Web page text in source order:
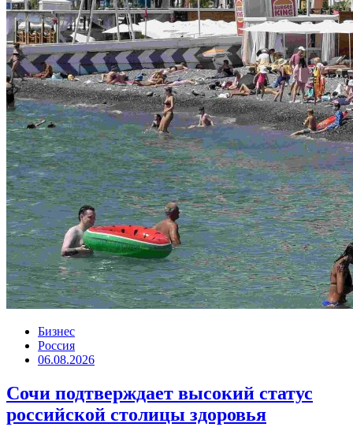
Бизнес
Россия
06.08.2026
Сочи подтверждает высокий статус
российской столицы здоровья